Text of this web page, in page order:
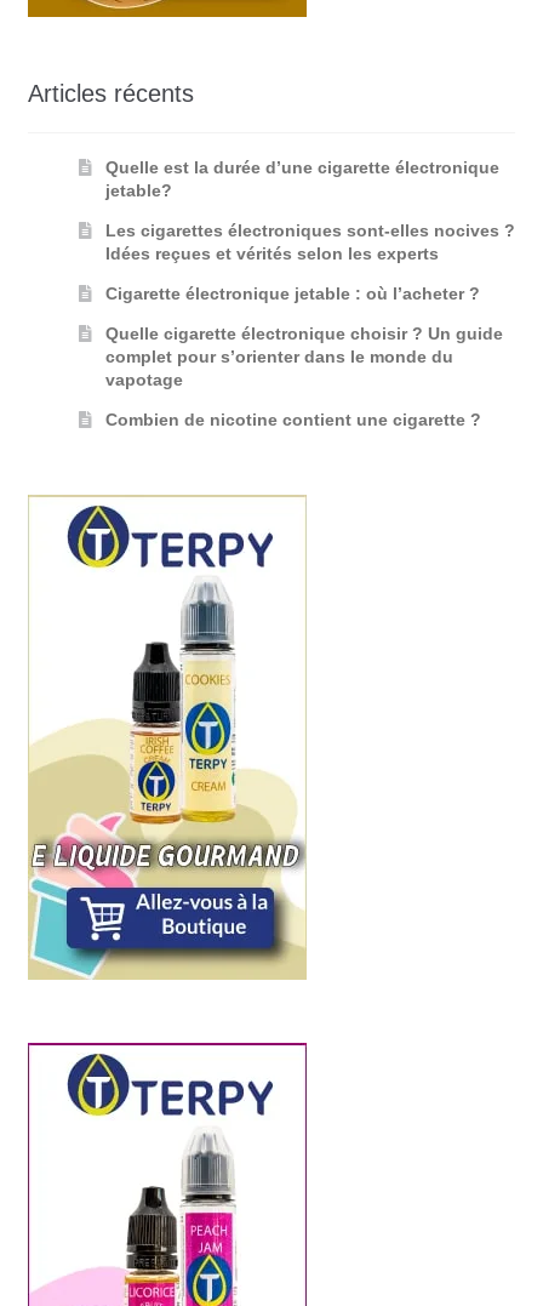
Articles récents
Quelle est la durée d’une cigarette électronique
jetable?
Les cigarettes électroniques sont-elles nocives ?
Idées reçues et vérités selon les experts
Cigarette électronique jetable : où l’acheter ?
Quelle cigarette électronique choisir ? Un guide
complet pour s’orienter dans le monde du
vapotage
Combien de nicotine contient une cigarette ?